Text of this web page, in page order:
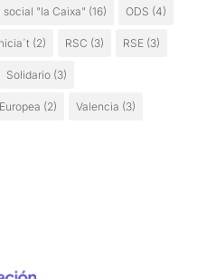
social "la Caixa" (16) ODS (4)
(2) RSC (3) RSE(3)
Solidario(3)
(2) Valencia (3)